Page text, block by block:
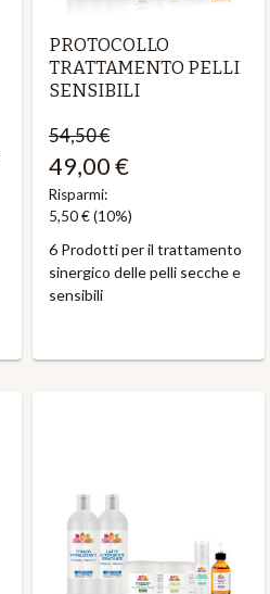
PROTOCOLLO
TRATTAMENTO PELLI
SENSIBILI
54,50 €
49,00 €
Risparmi:
5,50 €(10%)
6 Prodotti per il trattamento
sinergico delle pelli secche e
sensibili